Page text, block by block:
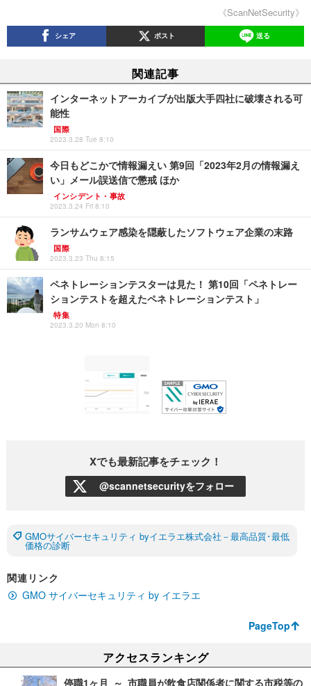
《ScanNetSecurity》
シェア ポスト 送る
関連記事
インターネットアーカイブが出版大手四社に破壊される可
能性
国際
2023.3.28 Tue 8:10
今日もどこかで情報漏えい 第9回「2023年2月の情報漏え
い」メール誤送信で懲戒 ほか
インシデント・事故
2023.3.24 Fri 8:10
ランサムウェア感染を隠蔽したソフトウェア企業の末路
国際
2023.3.23 Thu 8:15
ペネトレーションテスターは見た！ 第10回「ペネトレー
ションテストを超えたペネトレーションテスト」
特集
2023.3.20 Mon 8:10
Xでも最新記事をチェック！
@scannetsecurityをフォロー
GMOサイバーセキュリティ byイエラエ株式会社－最高品質･最低
価格の診断
関連リンク
GMO サイバーセキュリティ by イエラエ
PageTop
アクセスランキング
停職1ヶ月 ～ 市職員が飲食店関係者に関する市税等の